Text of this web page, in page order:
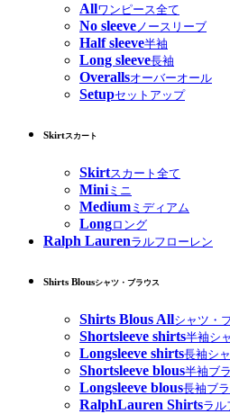
Allワンピース全て
No sleeveノースリーブ
Half sleeve半袖
Long sleeve長袖
Overallsオーバーオール
Setupセットアップ
Skirtスカート
Skirtスカート全て
Miniミニ
Medium ミディアム
Longロング
Ralph Laurenラルフローレン
Shirts Blousシャツ・ブラウス
Shirts Blous Allシャツ・
Shortsleeve shirts半袖シ
Longsleeve shirts長袖シ
Shortsleeve blous半袖ブ
Longsleeve blous長袖ブ
RalphLauren Shirtsラル